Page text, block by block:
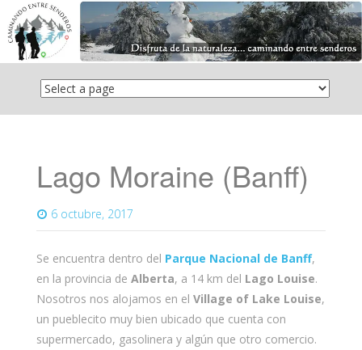
Saltar
contenido
Lago Moraine (Banff)
6 octubre, 2017
Se encuentra dentro del Parque Nacional de Banff,
en la provincia de Alberta, a 14 km del Lago Louise.
Nosotros nos alojamos en el Village of Lake Louise,
un pueblecito muy bien ubicado que cuenta con
supermercado, gasolinera y algún que otro comercio.